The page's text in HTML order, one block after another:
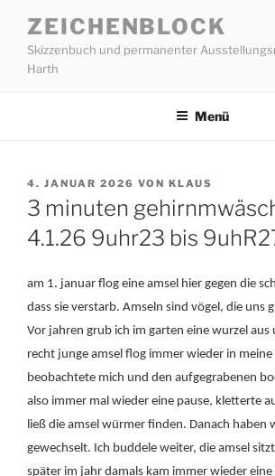
Inhalt
springen
ZEICHENBLOCK
Skizzenbuch und permanenter
Harth
Menü
VERÖFFENTLICHT
AM
4. JANUAR 2026 VON KLAUS
3 minuten
4.1.26 9uhr23 bis
am 1. januar flog eine amsel hier gegen die
dass sie verstarb. Amseln sind vögel, die uns
Vor jahren grub ich im garten eine wurzel aus
recht junge amsel flog immer wieder in meine
beobachtete mich und den aufgegrabenen
also immer mal wieder eine pause, kletterte
ließ die amsel würmer finden. Danach haben
gewechselt. Ich buddele weiter, die amsel
später im jahr damals kam immer wieder eine